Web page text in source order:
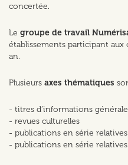
concertée.
Le groupe de travail
établissements participant
an.
Plusieurs axes thématiques
- titres d’informations
- revues culturelles
- publications en série
- publications en série